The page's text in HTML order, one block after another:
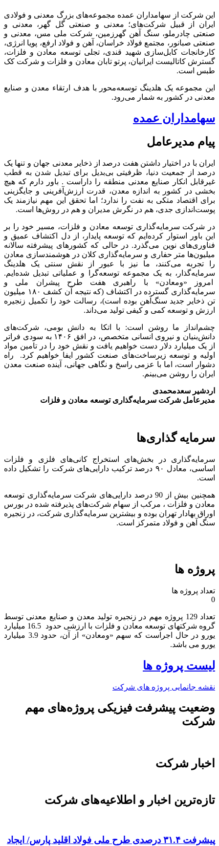
این شرکت از سهامداران عمده مجموعه‌های بزرگ معدنی و فولادی
ایران از قبیل شرکت‌های؛ معدنی و صنعتی گل گهر، معدنی و
صنعتی چادرملو، سنگ آهن گهرزمین، شرکت ملی مس، معدنی و
صنعتی صبانور، مجتمع فولاد خراسان، آهن و فولاد ارفع، پویا انرژی،
کارخانجات کابل‌سازی شهید قندی، تجلی توسعه معادن و فلزات،
گسترش کاتالیست ایرانیان، پرتو تابان معادن و فلزات و شرکت کک
طبس است.
این مجموعه یک هلدینگ توسعه‌محور با هدف ارتقاء معدن و صنایع
معدنی در کشور به شمار می‌رود.
سهامداران عمده
پیام مدیرعامل
ایران با در اختیار داشتن هفت درصد از ذخایر معدنی جهان و تنها یک
درصد از جمعیت دنیا، ظرفیتی بی‌بدیل برای تبدیل شدن به قطب
غیرقابل انکار صنایع معدنی منطقه را داراست . باور دارم که هیچ
بخشی در کشور به اندازه معدن، قدرت ارزش‌آفرینی و جایگزینی
برای اقتصاد متکی به نفت را ندارد؛ اما تحقق این مهم نیازمند یک
پوست‌اندازی جدی، هم در نگرش مدیران و هم در روش‌ها است.
در شرکت سرمایه‌گذاری توسعه معادن و فلزات، مسیر خود را بر
این باور استوار کرده‌ایم که توسعه پایدار، از دل اکتشاف عمیق و
فناوری‌های نوین می‌گذرد. در حالی که کشورهای پیشرفته سالانه
میلیون‌ها متر حفاری و سرمایه‌گذاری کلان در هوشمندسازی معادن
را تجربه می‌کنند، ما نیز با عبور از نقش سنتی یک هلدینگ
سرمایه‌گذار، به یک مجموعه توسعه‌گرا و عملیاتی تبدیل شده‌ایم.
امروز «ومعادن» با راهبری هفت طرح پیشران ملی و
سرمایه‌گذاری گسترده در اکتشاف (که نتیجه آن کشف ۱۸۰ میلیون
تن ذخایر جدید سنگ‌آهن بوده است)، رسالت خود را تکمیل زنجیره
ارزش و توسعه کمی و کیفی تولید می‌داند.
چشم‌انداز ما روشن است: با اتکا به دانش بومی، شرکت‌های
دانش‌بنیان و نیروی انسانی متخصص، در افق ۱۴۰۶ به سودی فراتر
از یک میلیارد دلار دست خواهیم یافت و نقش خود را در تامین مواد
اولیه و توسعه زیرساخت‌های صنعت کشور ایفا خواهیم کرد. راه
دشوار است، اما با عزمی راسخ و نگاهی جهانی، آینده صنعت معدن
ایران را روشن می‌بینم.
اردشیر سعدمحمدی
مدیرعامل شرکت سرمایه‌گذاری توسعه معادن و فلزات
سرمایه گذاری‌ها
سرمایه‌گذاری در بخش‌های استخراج کانی‌های فلزی و فلزات
اساسی، معادل ۹۰ درصد ترکیب دارایی‌های شرکت را تشکیل داده
است.
همچنین بیش از 90 درصد دارایی‌های شرکت سرمایه‌گذاری توسعه
معادن و فلزات ، مرکب از سهام شرکت‌های پذیرفته شده در بورس
اوراق بهادار تهران بوده و بیشترین سرمایه‌گذاری شرکت، در زنجیره
سنگ آهن و فولاد متمرکز است.
پروژه ها
تعداد پروژه ها
0
تعداد 129 پروژه مهم در زنجیره تولید معدن و صنایع معدنی توسط
گروه شرکتهای توسعه معادن و فلزات با ارزشی حدود 16.5 میلیارد
یورو در حال اجراست که سهم «ومعادن» از آن، حدود 3.9 میلیارد
یورو می باشد.​
لیست پروژه ها
نقشه جانمایی پروژه های شرکت
وضعیت پیشرفت فیزیکی پروژه‌های مهم
شرکت
اخبار شرکت
تازه‌ترین اخبار و اطلاعیه‌های شرکت
پیشرفت ۳۱.۴ درصدی طرح ملی فولاد اقلید پارس/ ایجاد